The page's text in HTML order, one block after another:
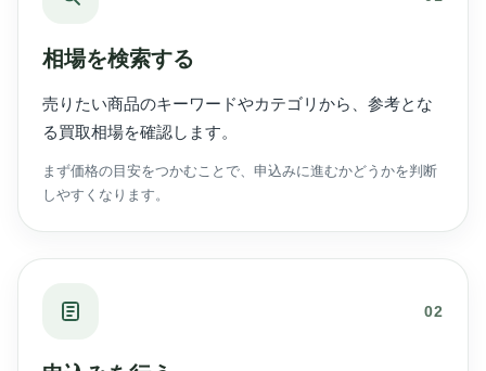
相場を検索する
売りたい商品のキーワードやカテゴリから、参考とな
る買取相場を確認します。
まず価格の目安をつかむことで、申込みに進むかどうかを判断
しやすくなります。
02